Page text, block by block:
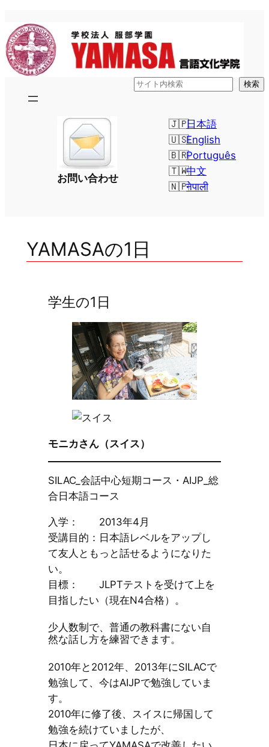
容
を
ス
検
検索
お問い合わせ
English
日本語
नेपाली
Português
中文
YAMASAの1日
学生の1日
モニカさん（スイス）
SILAC_会話中心短期コース・AIJP_総
合日本語コース
入学： 2013年4月
受講目的：日本語レベルをアップし
て友人ともっと話せるようになりた
い。
目標： JLPTテストを受けて上を
目指したい（現在N4合格）。
少人数制で、普通の教科書にない自
然な話し方を練習できます。
2010年と2012年、2013年にSILACで
勉強して、今はAIJPで勉強していま
す。
2010年に修了後、スイスに帰国して
勉強を続けていましたが、